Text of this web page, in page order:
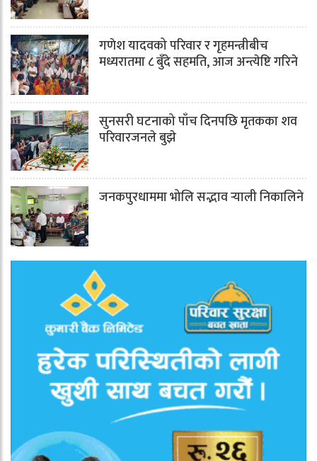
गणेश यादवको परिवार र गृहमन्त्रीबीच
मध्यरातमा ८ बुँदे सहमति, आज अन्त्येष्टि गरिने
सुनसरी घटनाको पाँच दिनपछि मृतकका शव
परिवारजनले बुझे
जनकपुरधाममा भोलि सद्भाव र्‍याली निकालिने